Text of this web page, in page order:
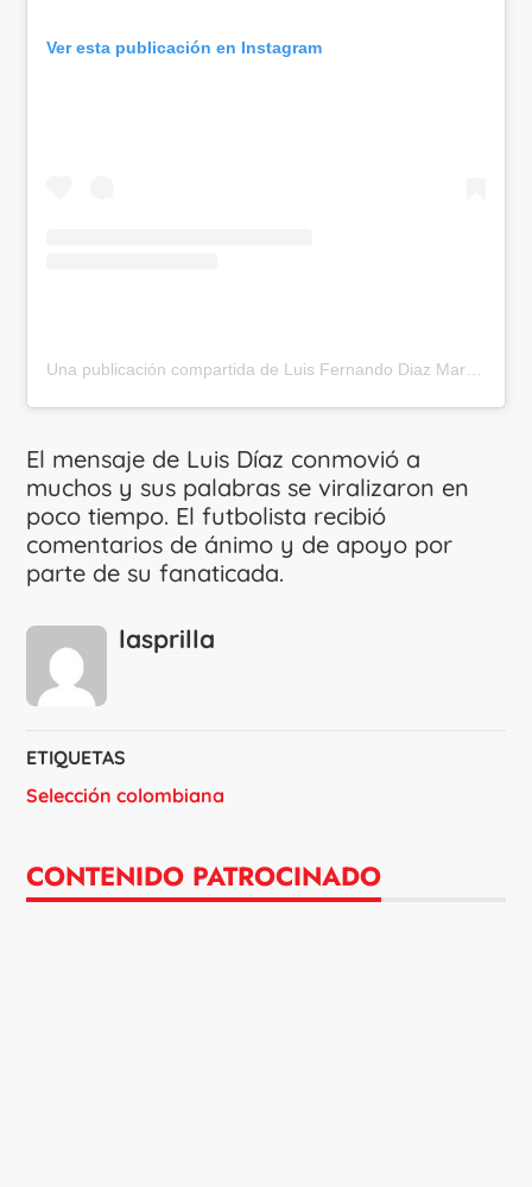
Ver esta publicación en Instagram
El mensaje de Luis Díaz conmovió a
muchos y sus palabras se viralizaron en
poco tiempo. El futbolista recibió
comentarios de ánimo y de apoyo por
parte de su fanaticada.
lasprilla
ETIQUETAS
Selección colombiana
CONTENIDO PATROCINADO